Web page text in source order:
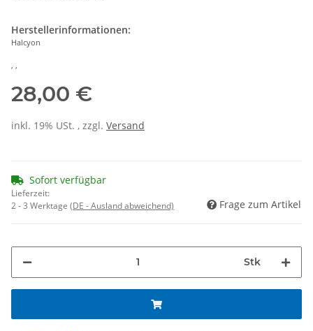
Herstellerinformationen:
Halcyon
28,00 €
inkl. 19% USt. , zzgl. Versand
Sofort verfügbar
Lieferzeit:
2 - 3 Werktage (DE - Ausland abweichend) Frage zum Artikel
Stk
Loading...